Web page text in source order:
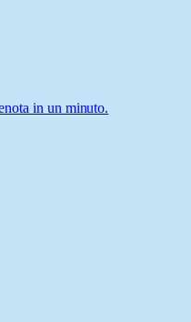
in un minuto.